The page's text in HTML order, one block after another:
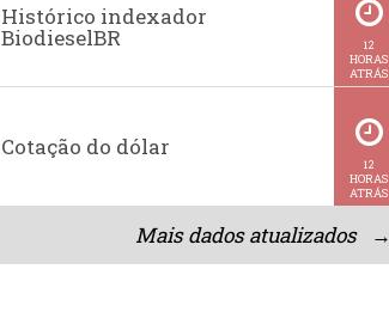
Histórico indexador
BiodieselBR
12
HORAS
ATRÁS
Cotação do dólar
12
HORAS
ATRÁS
Mais dados atualizados →